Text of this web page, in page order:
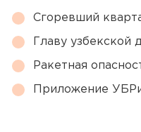
Сгоревший
Главу
Ракетная
Приложение